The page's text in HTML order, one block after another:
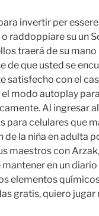
invertir per
raddoppiare su un
traerá de su
de que usted se
satisfecho con el
modo autoplay
Al ingresar
para celulares que
la niña en adulta
maestros con
en un
elementos
gratis, quiero